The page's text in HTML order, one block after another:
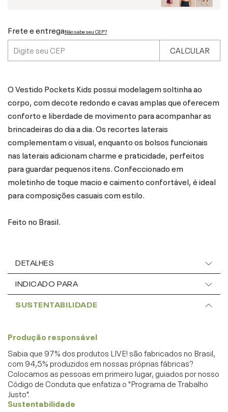
Frete e entregaNão sabe seu CEP?
CALCULAR
O Vestido Pockets Kids possui modelagem soltinha ao
corpo, com decote redondo e cavas amplas que oferecem
conforto e liberdade de movimento para acompanhar as
brincadeiras do dia a dia. Os recortes laterais
complementam o visual, enquanto os bolsos funcionais
nas laterais adicionam charme e praticidade, perfeitos
para guardar pequenos itens. Confeccionado em
moletinho de toque macio e caimento confortável, é ideal
para composições casuais com estilo.
Feito no Brasil.
DETALHES
INDICADO PARA
SUSTENTABILIDADE
Produção responsável
Sabia que 97% dos produtos LIVE! são fabricados no Brasil,
com 94,5% produzidos em nossas próprias fábricas?
Colocamos as pessoas em primeiro lugar, guiados por nosso
Código de Conduta que enfatiza o "Programa de Trabalho
Justo".
Sustentabilidade